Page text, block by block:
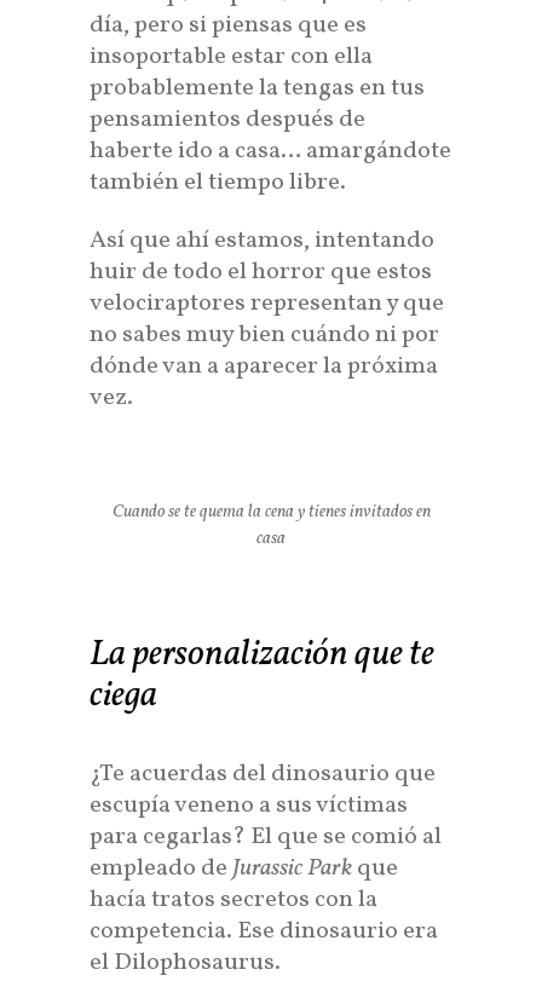
día, pero si piensas que es
insoportable estar con ella
probablemente la tengas en tus
pensamientos después de
haberte ido a casa… amargándote
también el tiempo libre.
Así que ahí estamos, intentando
huir de todo el horror que estos
velociraptores representan y que
no sabes muy bien cuándo ni por
dónde van a aparecer la próxima
vez.
Cuando se te quema la cena y tienes invitados en
casa
La personalización que te
ciega
¿Te acuerdas del dinosaurio que
escupía veneno a sus víctimas
para cegarlas? El que se comió al
empleado deJurassic Parkque
hacía tratos secretos con la
competencia. Ese dinosaurio era
el Dilophosaurus.